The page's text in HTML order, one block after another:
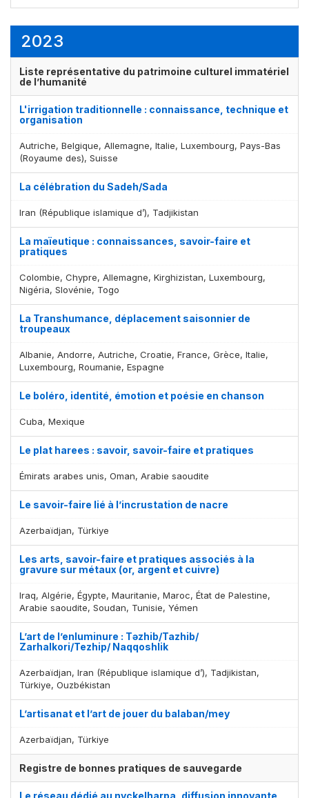
2023
Liste représentative du patrimoine culturel immatériel
de l’humanité
L'irrigation traditionnelle : connaissance, technique et
organisation
Autriche, Belgique, Allemagne, Italie, Luxembourg, Pays-Bas
(Royaume des), Suisse
La célébration du Sadeh/Sada
Iran (République islamique d’), Tadjikistan
La maïeutique : connaissances, savoir-faire et
pratiques
Colombie, Chypre, Allemagne, Kirghizistan, Luxembourg,
Nigéria, Slovénie, Togo
La Transhumance, déplacement saisonnier de
troupeaux
Albanie, Andorre, Autriche, Croatie, France, Grèce, Italie,
Luxembourg, Roumanie, Espagne
Le boléro, identité, émotion et poésie en chanson
Cuba, Mexique
Le plat harees : savoir, savoir-faire et pratiques
Émirats arabes unis, Oman, Arabie saoudite
Le savoir-faire lié à l’incrustation de nacre
Azerbaïdjan, Türkiye
Les arts, savoir-faire et pratiques associés à la
gravure sur métaux (or, argent et cuivre)
Iraq, Algérie, Égypte, Mauritanie, Maroc, État de Palestine,
Arabie saoudite, Soudan, Tunisie, Yémen
L’art de l’enluminure : Təzhib/Tazhib/
Zarhalkori/Tezhip/ Naqqoshlik
Azerbaïdjan, Iran (République islamique d’), Tadjikistan,
Türkiye, Ouzbékistan
L’artisanat et l’art de jouer du balaban/mey
Azerbaïdjan, Türkiye
Registre de bonnes pratiques de sauvegarde
Le réseau dédié au nyckelharpa, diffusion innovante